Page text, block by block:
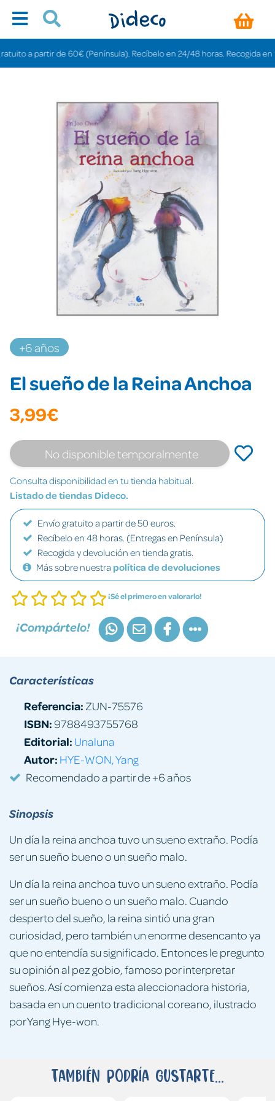
a partir de 60€ (Península). Recíbelo en 24/48 horas. Recogida en
+6 años
El sueño de la Reina Anchoa
3,99€
No disponible temporalmente
Consulta disponibilidad en tu tienda habitual.
Listado de tiendas Dideco.
Envío gratuito a partir de 50 euros.
Recíbelo en 48 horas. (Entregas en Península)
Recogida y devolución en tienda gratis.
Más sobre nuestra política de devoluciones
¡Sé el primero en valorarlo!
¡Compártelo!
Sinopsis
Un día la reina anchoa tuvo un sueno extraño. Podía
ser un sueño bueno o un sueño malo.
Un día la reina anchoa tuvo un sueno extraño. Podía
ser un sueño bueno o un sueño malo. Cuando
desperto del sueño, la reina sintió una gran
curiosidad, pero también un enorme desencanto ya
que no entendía su significado. Entonces le pregunto
su opinión al pez gobio, famoso por interpretar
sueños. Así comienza esta aleccionadora historia,
basada en un cuento tradicional coreano, ilustrado
por Yang Hye-won.
Características
Referencia: ZUN-75576
ISBN:9788493755768
Editorial: Unaluna
Autor: HYE-WON, Yang
Recomendado a partir de +6 años
También podría gustarte...